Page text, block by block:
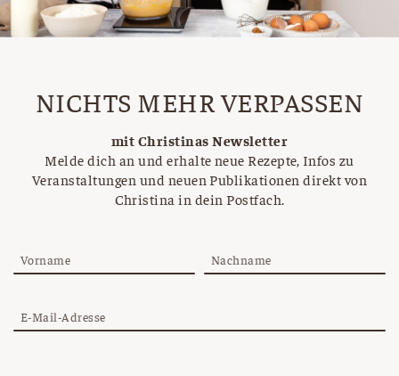
NICHTS MEHR VERPASSEN
mit Christinas Newsletter
Melde dich an und erhalte neue Rezepte, Infos zu
Veranstaltungen und neuen Publikationen direkt von
Christina in dein Postfach.
Vorname Nachname
E-Mail-Adresse